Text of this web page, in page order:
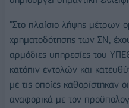
"Στο πλαίσιο λήψης μέτρων
χρηματοδότησης των ΣΝ,
αρμόδιες υπηρεσίες του
κατόπιν εντολών και
με τις οποίες καθορίστηκαν
αναφορικά με τον